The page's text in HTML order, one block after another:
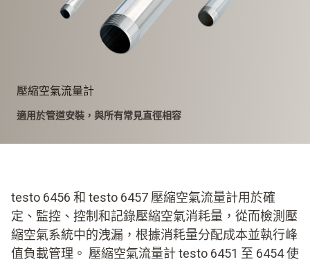
壓縮空氣流量計
適用於管道安裝，與所有常見直徑相容
testo 6456 和 testo 6457 壓縮空氣流量計用於確
定、監控、控制和記錄壓縮空氣消耗量，從而檢測壓
縮空氣系統中的洩漏，根據消耗量分配成本並執行峰
值負載管理。 壓縮空氣流量計 testo 6451 至 6454 使